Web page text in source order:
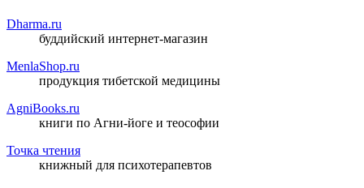
Dharma.ru
буддийский интернет-магазин
MenlaShop.ru
продукция тибетской медицины
AgniBooks.ru
книги по Агни-йоге и теософии
Точка чтения
книжный для психотерапевтов